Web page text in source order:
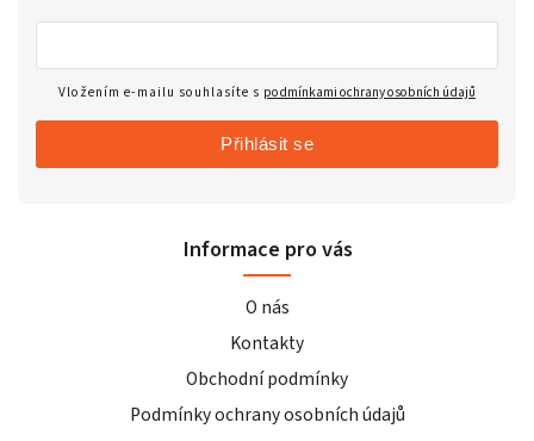
Vložením e-mailu souhlasíte s podmínkami ochrany osobních údajů
Přihlásit se
Informace pro vás
O nás
Kontakty
Obchodní podmínky
Podmínky ochrany osobních údajů